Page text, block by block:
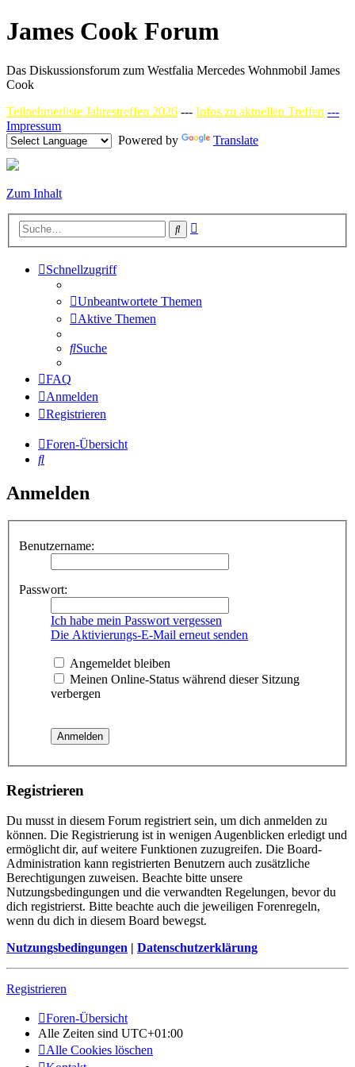
James Cook Forum
Das Diskussionsforum zum Westfalia Mercedes Wohnmobil James
Cook
Teilnehmerliste Jahrestreffen 2026 --- Infos zu aktuellen Treffen ---
Impressum
Powered by
Translate
Zum Inhalt
Suche
Schnellzugriff
Unbeantwortete Themen
Aktive Themen
Suche
FAQ
Anmelden
Registrieren
Foren-Übersicht
Suche
Anmelden
Benutzername:
Passwort:
Ich habe mein Passwort vergessen
Die Aktivierungs-E-Mail erneut senden
Angemeldet bleiben
Meinen Online-Status während dieser Sitzung
verbergen
Registrieren
Du musst in diesem Forum registriert sein, um dich anmelden zu
können. Die Registrierung ist in wenigen Augenblicken erledigt und
ermöglicht dir, auf weitere Funktionen zuzugreifen. Die Board-
Administration kann registrierten Benutzern auch zusätzliche
Berechtigungen zuweisen. Beachte bitte unsere
Nutzungsbedingungen und die verwandten Regelungen, bevor du
dich registrierst. Bitte beachte auch die jeweiligen Forenregeln,
wenn du dich in diesem Board bewegst.
Nutzungsbedingungen | Datenschutzerklärung
Registrieren
Foren-Übersicht
Alle Zeiten sind UTC+01:00
Alle Cookies löschen